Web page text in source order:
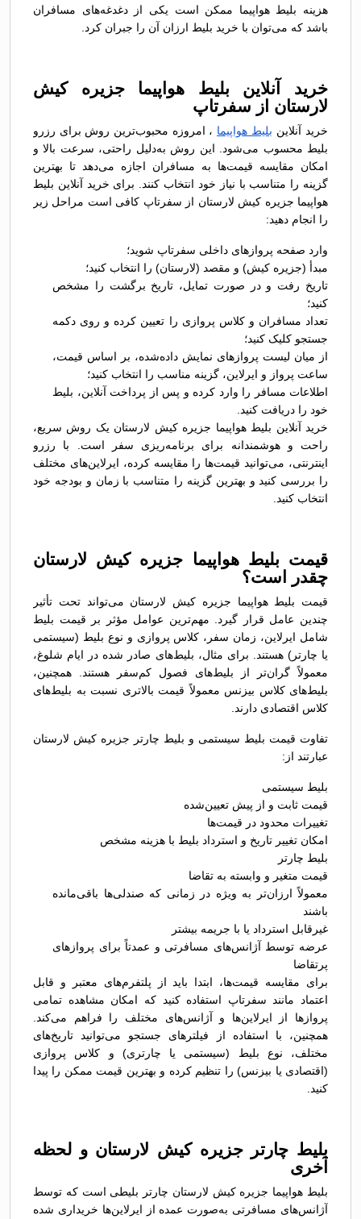
هزینه بلیط هواپیما ممکن است یکی از دغدغه‌های مسافران
باشد که می‌توان با خرید بلیط ارزان آن را جبران کرد.
خرید آنلاین بلیط هواپیما جزیره کیش
لارستان از سفرتاپ
خرید آنلاین بلیط هواپیما ، امروزه محبوب‌ترین روش برای رزرو
بلیط محسوب می‌شود. این روش به‌دلیل راحتی، سرعت بالا و
امکان مقایسه قیمت‌ها به مسافران اجازه می‌دهد تا بهترین
گزینه را متناسب با نیاز خود انتخاب کنند. برای خرید آنلاین بلیط
هواپیما جزیره کیش لارستان از سفرتاپ کافی است مراحل زیر
را انجام دهید:
وارد صفحه پروازهای داخلی سفرتاپ شوید؛
مبدأ (جزیره کیش) و مقصد (لارستان) را انتخاب کنید؛
تاریخ رفت و در صورت تمایل، تاریخ برگشت را مشخص
کنید؛
تعداد مسافران و کلاس پروازی را تعیین کرده و روی دکمه
جستجو کلیک کنید؛
از میان لیست پروازهای نمایش داده‌شده، بر اساس قیمت،
ساعت پرواز و ایرلاین، گزینه مناسب را انتخاب کنید؛
اطلاعات مسافر را وارد کرده و پس از پرداخت آنلاین، بلیط
خود را دریافت کنید.
خرید آنلاین بلیط هواپیما جزیره کیش لارستان یک روش سریع،
راحت و هوشمندانه برای برنامه‌ریزی سفر است. با رزرو
اینترنتی، می‌توانید قیمت‌ها را مقایسه کرده، ایرلاین‌های مختلف
را بررسی کنید و بهترین گزینه را متناسب با زمان و بودجه خود
انتخاب کنید.
قیمت بلیط هواپیما جزیره کیش لارستان
چقدر است؟
قیمت بلیط هواپیما جزیره کیش لارستان می‌تواند تحت تأثیر
چندین عامل قرار گیرد. مهم‌ترین عوامل مؤثر بر قیمت بلیط
شامل ایرلاین، زمان سفر، کلاس پروازی و نوع بلیط (سیستمی
یا چارتر) هستند. برای مثال، بلیط‌های صادر شده در ایام شلوغ،
معمولاً گران‌تر از بلیط‌های فصول کم‌سفر هستند. همچنین،
بلیط‌های کلاس بیزنس معمولاً قیمت بالاتری نسبت به بلیط‌های
کلاس اقتصادی دارند.
تفاوت قیمت بلیط سیستمی و بلیط چارتر جزیره کیش لارستان
عبارتند از:
بلیط سیستمی
قیمت ثابت و از پیش تعیین‌شده
تغییرات محدود در قیمت‌ها
امکان تغییر تاریخ و استرداد بلیط با هزینه مشخص
بلیط چارتر
قیمت متغیر و وابسته به تقاضا
معمولاً ارزان‌تر به ویژه در زمانی که صندلی‌ها باقی‌مانده
باشند
غیرقابل استرداد یا با جریمه بیشتر
عرضه توسط آژانس‌های مسافرتی و عمدتاً برای پروازهای
پرتقاضا
برای مقایسه قیمت‌ها، ابتدا باید از پلتفرم‌های معتبر و قابل
اعتماد مانند سفرتاپ استفاده کنید که امکان مشاهده تمامی
پروازها از ایرلاین‌ها و آژانس‌های مختلف را فراهم می‌کند.
همچنین، با استفاده از فیلترهای جستجو می‌توانید تاریخ‌های
مختلف، نوع بلیط (سیستمی یا چارتری) و کلاس پروازی
(اقتصادی یا بیزنس) را تنظیم کرده و بهترین قیمت ممکن را پیدا
کنید.
بلیط چارتر جزیره کیش لارستان و لحظه
آخری
بلیط هواپیما جزیره کیش لارستان چارتر بلیطی است که توسط
آژانس‌های مسافرتی به‌صورت عمده از ایرلاین‌ها خریداری شده